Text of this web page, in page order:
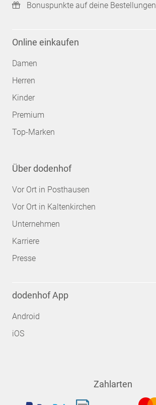
Bonuspunkte auf deine Bestellungen
Online einkaufen
Damen
Herren
Kinder
Premium
Top-Marken
Über dodenhof
Vor Ort in Posthausen
Vor Ort in Kaltenkirchen
Unternehmen
Karriere
Presse
dodenhof App
Android
iOS
Zahlarten